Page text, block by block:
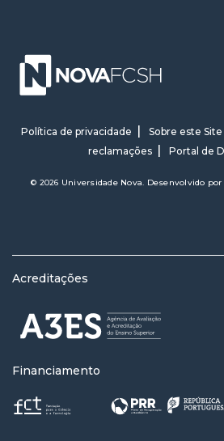
Política de privacidade Sobre este Site
reclamações
Portal de
© 2026 Universidade Nova. Desenvolvido por
Acreditações
Financiamento